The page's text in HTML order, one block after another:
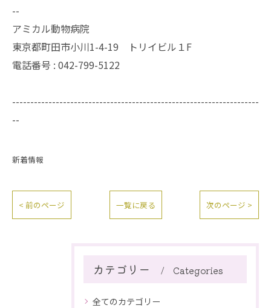
--
アミカル動物病院
東京都町田市小川1-4-19 トリイビル１F
電話番号 : 042-799-5122
--------------------------------------------------------------------
--
新着情報
< 前のページ 一覧に戻る 次のページ >
カテゴリー Categories
全てのカテゴリー